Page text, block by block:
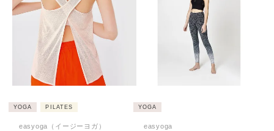
YOGA PILATES
easyoga（イージーヨガ）
YOGA
easyoga